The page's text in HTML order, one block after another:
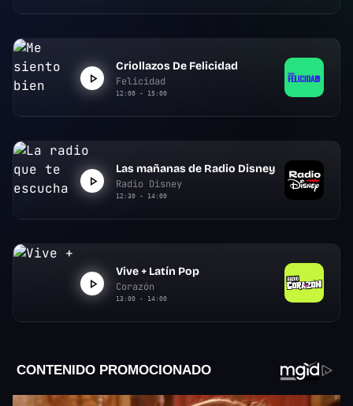
Criollazos De Felicidad
Felicidad
12:00 - 15:00
Las mañanas de Radio Disney
Radio Disney
12:30 - 14:00
Vive + Latín Pop
Corazón
13:00 - 14:00